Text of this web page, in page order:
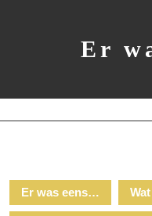
Er
Er was eens…